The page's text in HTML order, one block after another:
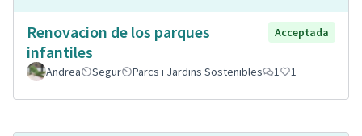
Renovacion de los parques
infantiles
Acceptada
Andrea Segur Parcs i Jardins Sostenibles 1 1